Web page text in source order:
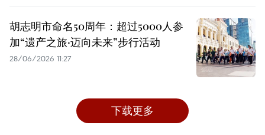
胡志明市命名50周年：超过5000人参
加“遗产之旅·迈向未来”步行活动
28/06/2026 11:27
下载更多